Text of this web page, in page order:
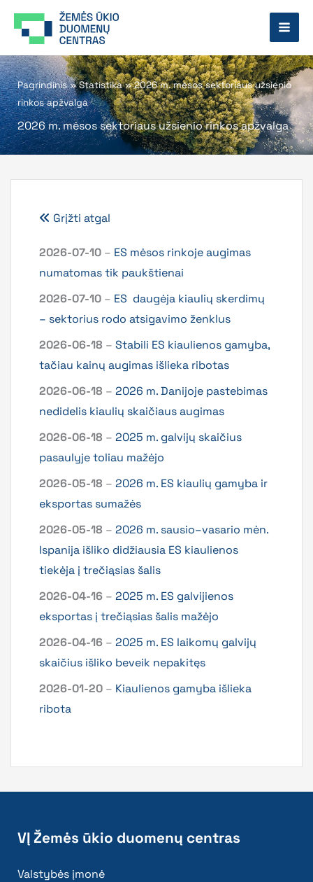
prie
Pagrindinis»Statistika»2026 m. mėsos sektoriaus užsienio
rinkos apžvalga
2026 m. mėsos sektoriaus užsienio rinkos apžvalga
Grįžti atgal
2026-07-10 – ES mėsos rinkoje augimas
numatomas tik paukštienai
2026-07-10 – ES daugėja kiaulių skerdimų
– sektorius rodo atsigavimo ženklus
2026-06-18 – Stabili ES kiaulienos gamyba,
tačiau kainų augimas išlieka ribotas
2026-06-18 – 2026 m. Danijoje pastebimas
nedidelis kiaulių skaičiaus augimas
2026-06-18 – 2025 m. galvijų skaičius
pasaulyje toliau mažėjo
2026-05-18 – 2026 m. ES kiaulių gamyba ir
eksportas sumažės
2026-05-18 – 2026 m. sausio–vasario mėn.
Ispanija išliko didžiausia ES kiaulienos
tiekėja į trečiąsias šalis
2026-04-16 – 2025 m. ES galvijienos
eksportas į trečiąsias šalis mažėjo
2026-04-16 – 2025 m. ES laikomų galvijų
skaičius išliko beveik nepakitęs
2026-01-20 – Kiaulienos gamyba išlieka
ribota
VĮ Žemės ūkio duomenų centras
Valstybės įmonė